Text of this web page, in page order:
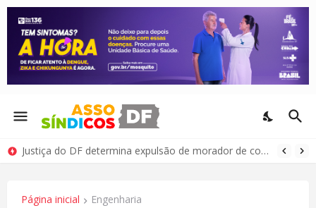
Justiça do DF determina expulsão de morador de condomínio por comportamento antissocial
Página inicial Engenharia